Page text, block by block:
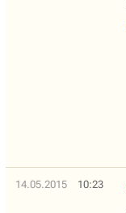
14.05.2015 10:23